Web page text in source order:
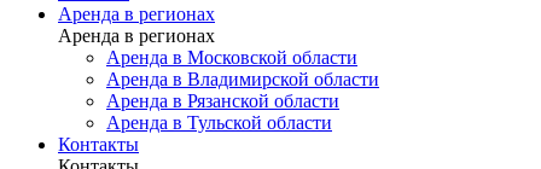
Аренда в регионах
Аренда в регионах
Аренда в Московской области
Аренда в Владимирской области
Аренда в Рязанской области
Аренда в Тульской области
Контакты